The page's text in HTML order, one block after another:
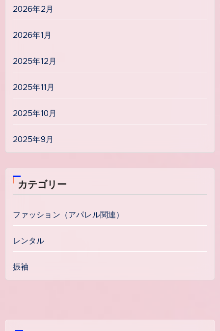
2026年2月
2026年1月
2025年12月
2025年11月
2025年10月
2025年9月
カテゴリー
ファッション（アパレル関連）
レンタル
振袖